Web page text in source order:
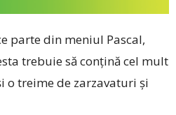
parte din meniul Pascal,
trebuie să conțină cel mult
o treime de zarzavaturi și